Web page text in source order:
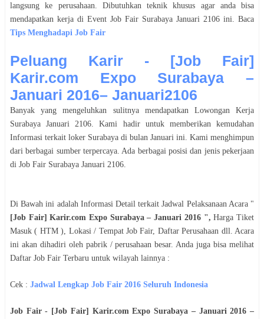
langsung ke perusahaan. Dibutuhkan teknik khusus agar anda bisa
mendapatkan kerja di Event Job Fair Surabaya Januari 2106 ini. Baca
Tips Menghadapi Job Fair
Peluang Karir - [Job Fair]
Karir.com Expo Surabaya –
Januari 2016– Januari2106
Banyak yang mengeluhkan sulitnya mendapatkan Lowongan Kerja
Surabaya
Januari 2106 . Kami hadir untuk memberikan kemudahan
Informasi terkait loker Surabaya di bulan Januari ini. Kami menghimpun
dari berbagai sumber terpercaya. Ada berbagai posisi dan jenis pekerjaan
di Job Fair Surabaya Januari 2106
Di Bawah ini adalah Informasi Detail terkait Jadwal Pelaksanaan Acara "
[Job Fair] Karir.com Expo Surabaya – Januari 2016",Harga Tiket
Masuk ( HTM ), Lokasi / Tempat Job Fair, Daftar Perusahaan dll. Acara
ini akan dihadiri oleh pabrik / perusahaan besar. Anda juga bisa melihat
Daftar Job Fair Terbaru untuk wilayah lainnya :
Cek : Jadwal Lengkap Job Fair 2016 Seluruh Indonesia
Job Fair - [Job Fair] Karir.com Expo Surabaya – Januari 2016 –